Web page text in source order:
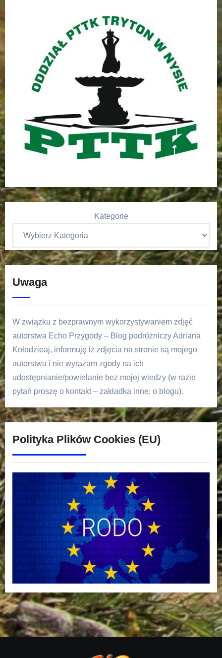
Kategorie
Uwaga
W związku z bezprawnym wykorzystywaniem zdjęć
autorstwa Echo Przygody – Blog podróżniczy Adriana
Kołodzieaj, informuję iż zdjęcia na stronie są mojego
autorstwa i nie wyrażam zgody na ich
udostępnianie/powielanie bez mojej wiedzy (w razie
pytań proszę o kontakt – zakładka inne: o blogu).
Polityka Plików Cookies (EU)